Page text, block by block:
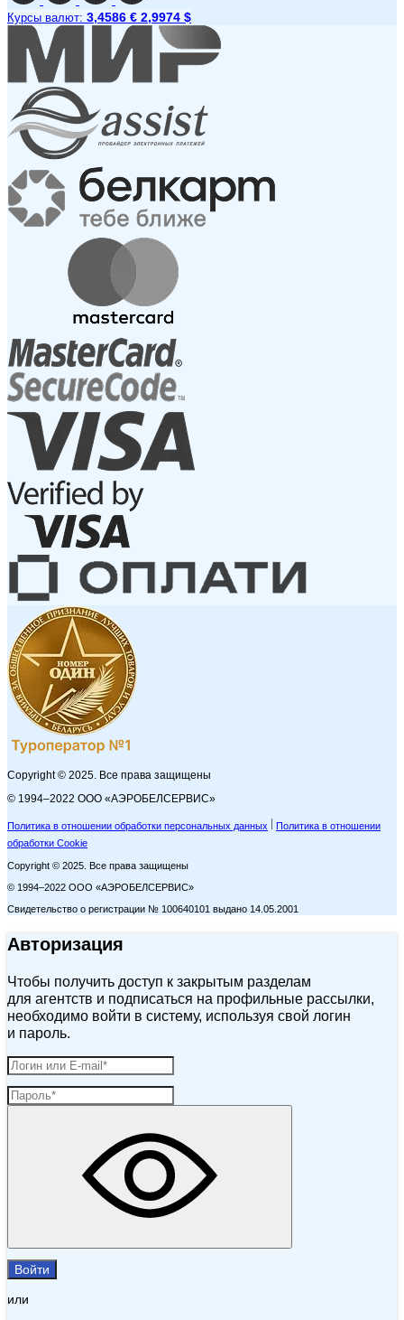
Курсы валют: 3,4586 € 2,9974 $
Copyright © 2025. Все права защищены
© 1994–2022 ООО «АЭРОБЕЛСЕРВИС»
Политика в отношении обработки персональных данных
Политика в отношении
обработки Cookie
Copyright © 2025. Все права защищены
© 1994–2022 ООО «АЭРОБЕЛСЕРВИС»
Свидетельство о регистрации № 100640101 выдано 14.05.2001
Авторизация
Чтобы получить доступ к закрытым разделам
для агентств и подписаться на профильные рассылки,
необходимо войти в систему, используя свой логин
и пароль.
Войти
или